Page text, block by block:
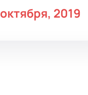
2019